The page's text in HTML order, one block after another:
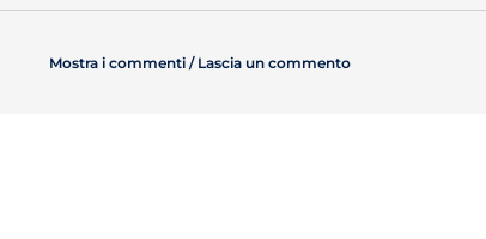
Mostra i commenti / Lascia un commento